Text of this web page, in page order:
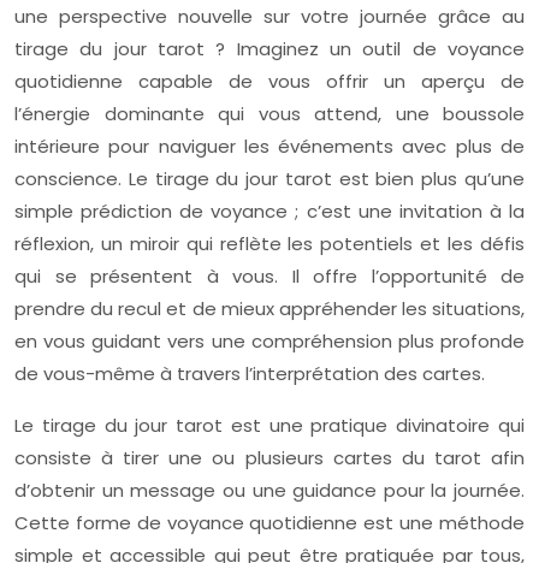
une perspective nouvelle sur votre journée grâce au
tirage du jour tarot ? Imaginez un outil de voyance
quotidienne capable de vous offrir un aperçu de
l’énergie dominante qui vous attend, une boussole
intérieure pour naviguer les événements avec plus de
conscience. Le tirage du jour tarot est bien plus qu’une
simple prédiction de voyance ; c’est une invitation à la
réflexion, un miroir qui reflète les potentiels et les défis
qui se présentent à vous. Il offre l’opportunité de
prendre du recul et de mieux appréhender les situations,
en vous guidant vers une compréhension plus profonde
de vous-même à travers l’interprétation des cartes.
Le tirage du jour tarot est une pratique divinatoire qui
consiste à tirer une ou plusieurs cartes du tarot afin
d’obtenir un message ou une guidance pour la journée.
Cette forme de voyance quotidienne est une méthode
simple et accessible qui peut être pratiquée par tous,